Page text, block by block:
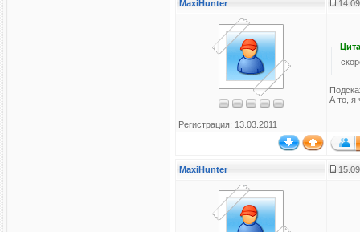
MaxiHunter
Регистрация: 13.03.2011
А то, я
MaxiHunter